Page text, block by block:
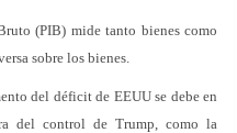
(PIB) mide tanto bienes como
sobre los bienes.
del déficit de EEUU se debe en
del control de Trump, como la